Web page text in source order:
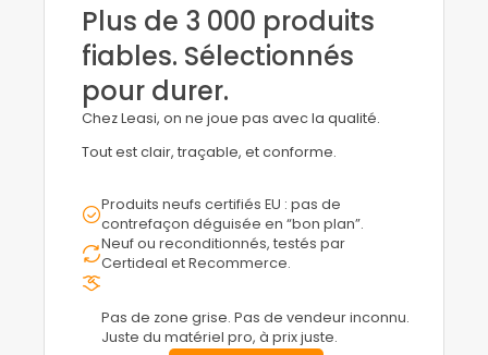
Plus de 3 000 produits
fiables. Sélectionnés
pour durer.
Chez Leasi, on ne joue pas avec la qualité.
Tout est clair, traçable, et conforme.
Produits neufs certifiés EU : pas de
contrefaçon déguisée en “bon plan”.
Neuf ou reconditionnés, testés par
Certideal et Recommerce.
Pas de zone grise. Pas de vendeur inconnu.
Juste du matériel pro, à prix juste.